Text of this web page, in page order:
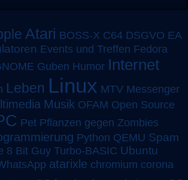
Atari BOSS-X C64 DSGVO EA
Events und Treffen Fedora
Guben Humor Internet
Leben Linux MTV Messenger
Musik OFAM Open Source
Pet Pflanzen gegen Zombies
Python QEMU Spam
8 Bit Guy Turbo-BASIC Ubuntu
atarixle chromium corona